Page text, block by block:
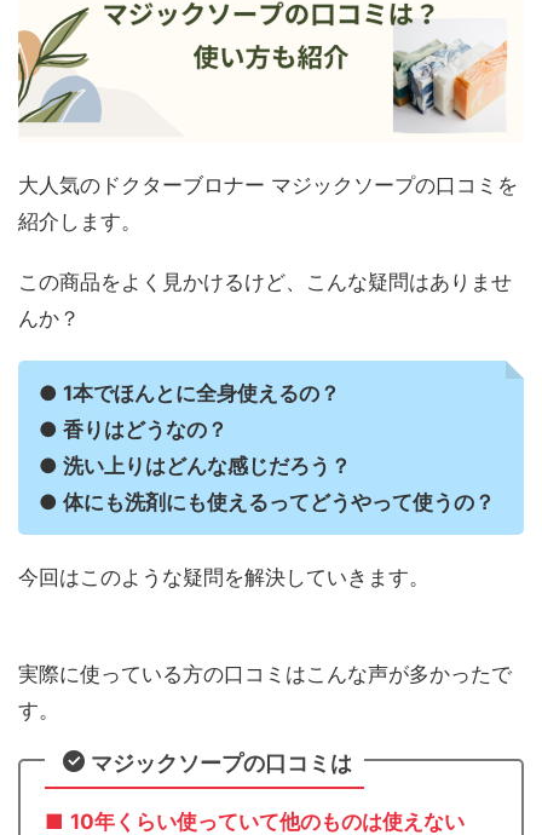
大人気のドクターブロナー マジックソープの口コミを
紹介します。
この商品をよく見かけるけど、こんな疑問はありませ
んか？
● 1本でほんとに全身使えるの？
● 香りはどうなの？
● 洗い上りはどんな感じだろう？
● 体にも洗剤にも使えるってどうやって使うの？
今回はこのような疑問を解決していきます。
実際に使っている方の口コミはこんな声が多かったで
す。
マジックソープの口コミは
■ 10年くらい使っていて他のものは使えない